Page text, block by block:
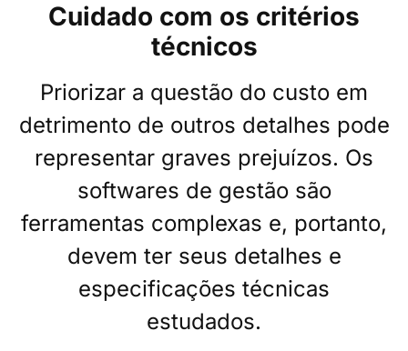
Cuidado com os critérios
técnicos
Priorizar a questão do custo em
detrimento de outros detalhes pode
representar graves prejuízos. Os
softwares de gestão são
ferramentas complexas e, portanto,
devem ter seus detalhes e
especificações técnicas
estudados.